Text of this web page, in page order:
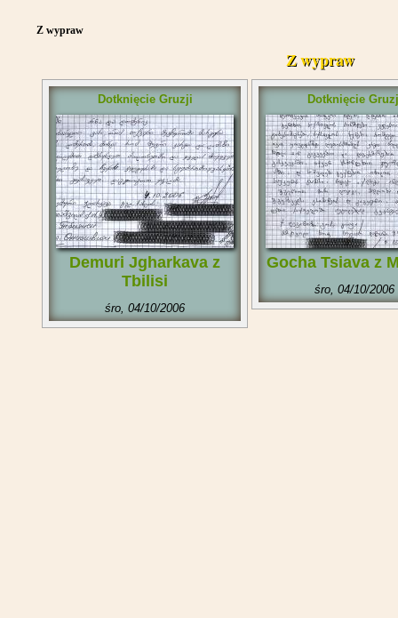
Z wypraw
Z wypraw
Dotknięcie Gruzji
Demuri Jgharkava z
Tbilisi
śro, 04/10/2006
Dotknięcie
Gocha Tsiava z
śro, 04/10/2006